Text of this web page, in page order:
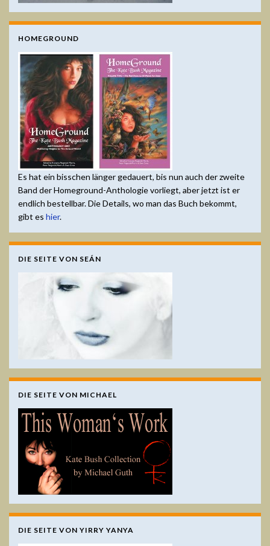
HOMEGROUND
Es hat ein bisschen länger gedauert, bis nun auch der zweite
Band der Homeground-Anthologie vorliegt, aber jetzt ist er
endlich bestellbar. Die Details, wo man das Buch bekommt,
gibt es hier.
DIE SEITE VON SEÁN
DIE SEITE VON MICHAEL
DIE SEITE VON YIRRY YANYA